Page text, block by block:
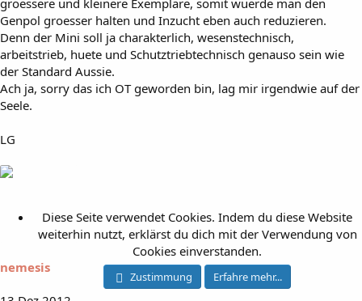
groessere und kleinere Exemplare, somit wuerde man den
Genpol groesser halten und Inzucht eben auch reduzieren.
Denn der Mini soll ja charakterlich, wesenstechnisch,
arbeitstrieb, huete und Schutztriebtechnisch genauso sein wie
der Standard Aussie.
Ach ja, sorry das ich OT geworden bin, lag mir irgendwie auf der
Seele.
LG
nemesis
Diese Seite verwendet Cookies. Indem du diese Website
weiterhin nutzt, erklärst du dich mit der Verwendung von
Cookies einverstanden.
Zustimmung Erfahre mehr...